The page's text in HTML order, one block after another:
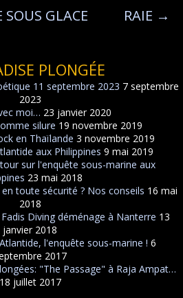
SOUS GLACE RAIE →
PLONGÉE
11 septembre 2023 7 septembre
2023
moi… 23 janvier 2020
silure 19 novembre 2019
en Thaïlande 3 novembre 2019
aux Philippines 9 mai 2019
sur l'enquête sous-marine aux
23 mai 2018
toute sécurité ? Nos conseils 16 mai
2018
Diving déménage à Nanterre 13
janvier 2018
l'enquête sous-marine ! 6
2017
"The Passage" à Raja Ampat…
18 juillet 2017